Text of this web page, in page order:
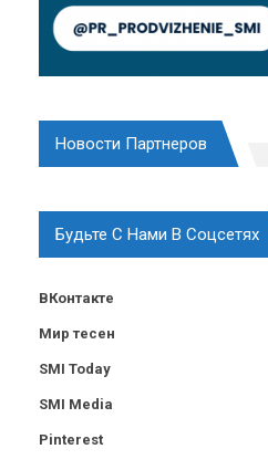
Новости Партнеров
Будьте С Нами В Соцсетях
ВКонтакте
Мир тесен
SMI Today
SMI Media
Pinterest